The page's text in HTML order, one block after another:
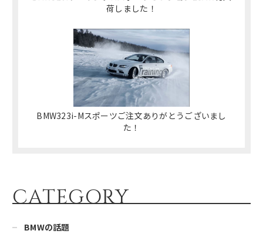
荷しました！
BMW323i-Mスポーツご注文ありがとうございまし
た！
CATEGORY
BMWの話題